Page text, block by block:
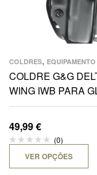
COLDRES,
COLDRE G&G
WING IWB PARA
19 E 23 P100
49,99€
(0)
VER OPÇÕES